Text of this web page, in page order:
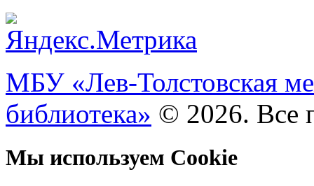
МБУ «Лев-Толстовская
библиотека» © 2026. Все
Мы используем Cookie